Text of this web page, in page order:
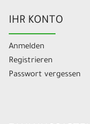
IHR KONTO
Anmelden
Registrieren
Passwort vergessen